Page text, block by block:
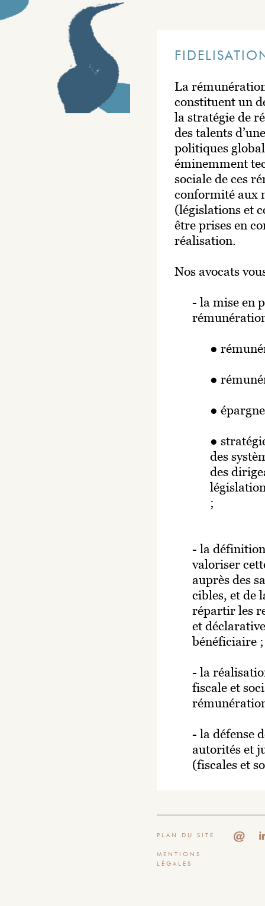
La
constituent un
la stratégie de
des talents
politiques
éminemment
sociale de ces
conformité aux
(législations et
être prises en
réalisation.
Nos avocats
- la mise en
●
●
●
●
des
des
;
- la
valoriser
auprès des
cibles, et de
répartir les
et
bénéficiaire ;
- la
fiscale et
- la défense
autorités et
(fiscales et
RELATIONS
Emanation du
PLAN DU SITE
MENTIONS
LÉGALES